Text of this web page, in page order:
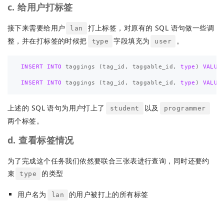
c. 给用户打标签
接下来需要给用户 lan
打上标签，对原有的 SQL 语句做一些调
整，并在打标签的时候把
type 字段填充为 user 。
INSERT INTO taggings (tag_id , taggable_id , type )
INSERT INTO taggings (tag_id , taggable_id , type )
上述的 SQL 语句为用户打上了 student 以及 programmer
两个标签。
d. 查看标签情况
为了完成这个任务我们依然要联合三张表进行查询，同时还要约
束
type 的类型
用户名为 lan 的用户被打上的所有标签